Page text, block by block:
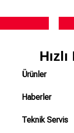
Ürünler
Haberler
Teknik Servis